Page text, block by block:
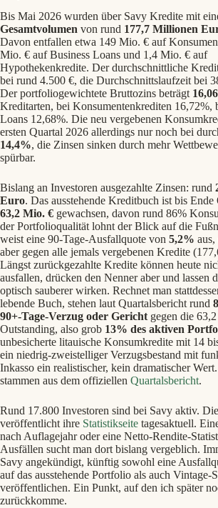
Bis Mai 2026 wurden über Savy Kredite mit
Gesamtvolumen von rund 177,7 Millionen
Davon entfallen etwa 149 Mio. € auf
Mio. € auf Business Loans und 1,4 Mio. € auf
Hypothekenkredite. Der durchschnittliche
bei rund 4.500 €, die Durchschnittslaufzeit bei
Der portfoliogewichtete Bruttozins beträgt
Kreditarten, bei Konsumentenkrediten 16,72%,
Loans 12,68%. Die neu vergebenen
ersten Quartal 2026 allerdings nur noch bei
14,4%, die Zinsen sinken durch mehr
spürbar.
Bislang an Investoren ausgezahlte Zinsen: rund
Euro. Das ausstehende Kreditbuch ist bis
63,2 Mio. € gewachsen, davon rund 86%
der Portfolioqualität lohnt der Blick auf die
weist eine 90-Tage-Ausfallquote von 5,2% aus,
aber gegen alle jemals vergebenen Kredite
Längst zurückgezahlte Kredite können heute
ausfallen, drücken den Nenner aber und lassen
optisch sauberer wirken. Rechnet man
lebende Buch, stehen laut Quartalsbericht rund
90+-Tage-Verzug oder Gericht gegen die
Outstanding, also grob 13% des aktiven
unbesicherte litauische Konsumkredite mit 14
ein niedrig-zweistelliger Verzugsbestand mit
Inkasso ein realistischer, kein dramatischer
stammen aus dem offiziellen Quartalsbericht.
Rund 17.800 Investoren sind bei Savy aktiv.
veröffentlicht ihre Statistikseite tagesaktuell.
nach Auflagejahr oder eine Netto-Rendite-
Ausfällen sucht man dort bislang vergeblich.
Savy angekündigt, künftig sowohl eine
auf das ausstehende Portfolio als auch Vintage-
veröffentlichen. Ein Punkt, auf den ich später
zurückkomme.